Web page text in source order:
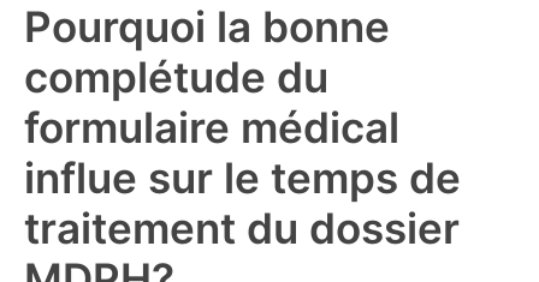
Pourquoi la bonne
complétude du
formulaire médical
influe sur le temps de
traitement du dossier